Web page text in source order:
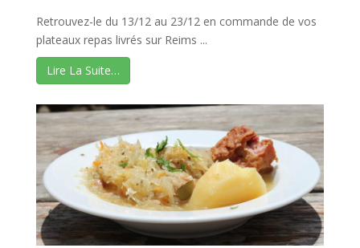
Retrouvez-le du 13/12 au 23/12 en commande de vos
plateaux repas livrés sur Reims ...
Lire La Suite…